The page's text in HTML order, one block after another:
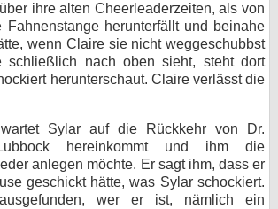
ihre alten Cheerleaderzeiten, als von
herunterfällt und beinahe
wenn Claire sie nicht weggeschubbst
schließlich nach oben sieht, steht dort
herunterschaut. Claire verlässt die
wartet Sylar auf die Rückkehr von Dr.
hereinkommt und ihm die
anlegen möchte. Er sagt ihm, dass er
geschickt hätte, was Sylar schockiert.
wer er ist, nämlich ein